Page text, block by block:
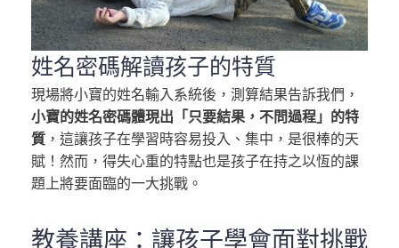
姓名密碼解讀孩子的特質
現場將小寶的姓名輸入系統後，測算結果告訴我們，
小寶的姓名密碼體現出「只要結果，不問過程」的特
質，這讓孩子在學習時容易投入、集中，是很棒的天
賦！然而，得失心重的特點也是孩子在持之以恆的課
題上將要面臨的一大挑戰。
教養講座：讓孩子學會面對挑戰